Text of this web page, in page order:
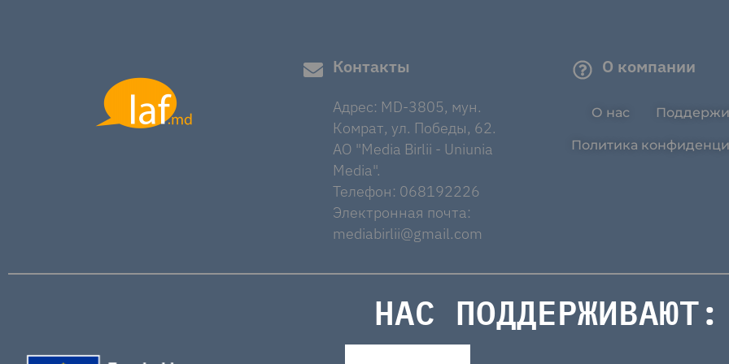
Контакты
Адрес: MD-3805, мун.
Комрат, ул. Победы, 62.
AO "Media Birlii - Uniunia
Media".
Телефон: 068192226
Электронная почта:
mediabirlii@gmail.com
О компании
О нас
Политика
НАС ПОДДЕРЖИВАЮТ: